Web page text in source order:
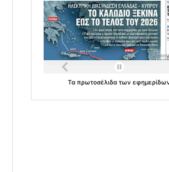
Ταπρωτοσέλιδατων